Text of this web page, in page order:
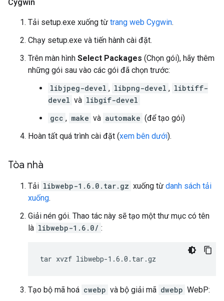
Cygwin
Tải setup.exe xuống từ trang web Cygwin.
Chạy setup.exe và tiến hành cài đặt.
Trên màn hình Select Packages (Chọn gói), hãy thêm
những gói sau vào các gói đã chọn trước:
libjpeg-devel , libpng-devel , libtiff-
devel và libgif-devel
gcc , make và automake (để tạo gói)
Hoàn tất quá trình cài đặt (xem bên dưới).
Tòa nhà
Tải libwebp-1.6.0.tar.gz xuống từ danh sách tải
xuống.
Giải nén gói. Thao tác này sẽ tạo một thư mục có tên
là libwebp-1.6.0/ :
tar xvzf
Tạo bộ mã hoá cwebp và bộ giải mã dwebp WebP: